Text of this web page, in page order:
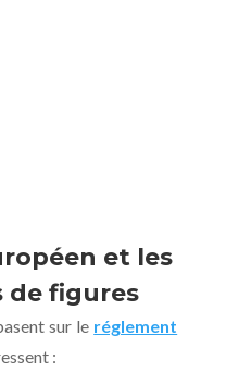
et les
de figures
sur le réglement
: